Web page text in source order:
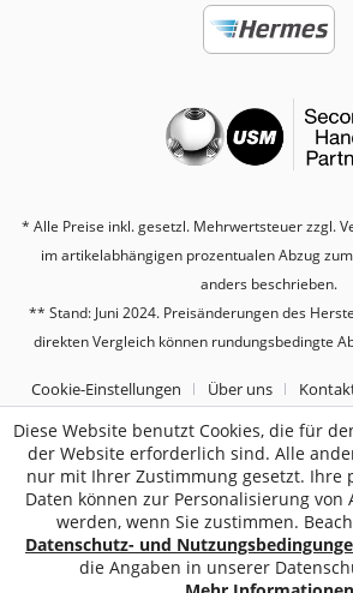
* Alle Preise inkl. gesetzl. Mehrwertsteuer zzgl.
im artikelabhängigen prozentualen Abzug
anders beschrieben.
** Stand: Juni 2024. Preisänderungen des
direkten Vergleich können rundungsbedingte
Cookie-Einstellungen Über uns
Datenschutz
AGB
Sebworld
2187Bewertungen auf
Diese Website benutzt Cookies, die für
der Website erforderlich sind. Alle
nur mit Ihrer Zustimmung gesetzt. Ihre
Daten können zur Personalisierung von
werden, wenn Sie zustimmen.
Datenschutz- und
die Angaben in unserer